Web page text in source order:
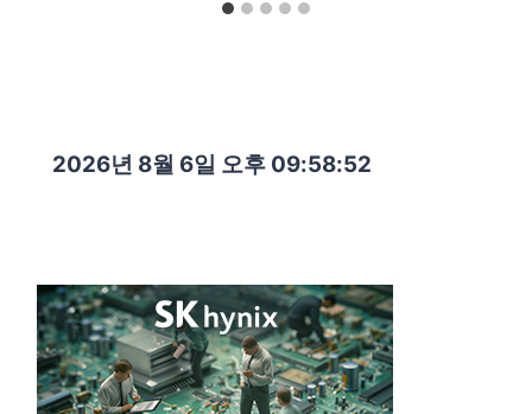
2026년 8월 6일 오후 09:58:53